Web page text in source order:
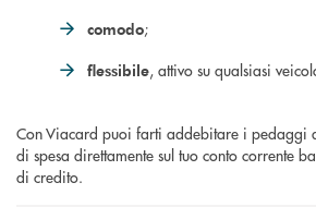
comodo;
flessibile, attivo su qualsiasi
Con Viacard puoi farti addebitare i pedaggi
di spesa direttamente sul tuo conto corrente
di credito.